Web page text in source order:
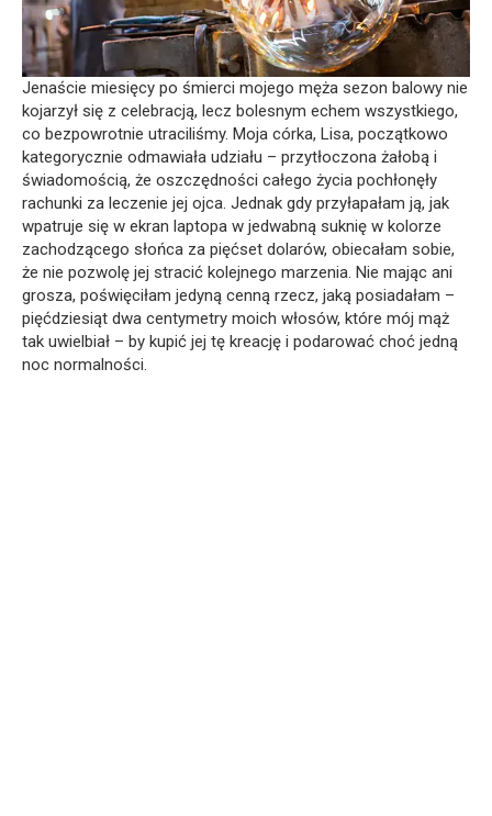
Jenaście miesięcy po śmierci mojego męża sezon balowy nie
kojarzył się z celebracją, lecz bolesnym echem wszystkiego,
co bezpowrotnie utraciliśmy. Moja córka, Lisa, początkowo
kategorycznie odmawiała udziału – przytłoczona żałobą i
świadomością, że oszczędności całego życia pochłonęły
rachunki za leczenie jej ojca. Jednak gdy przyłapałam ją, jak
wpatruje się w ekran laptopa w jedwabną suknię w kolorze
zachodzącego słońca za pięćset dolarów, obiecałam sobie,
że nie pozwolę jej stracić kolejnego marzenia. Nie mając ani
grosza, poświęciłam jedyną cenną rzecz, jaką posiadałam –
pięćdziesiąt dwa centymetry moich włosów, które mój mąż
tak uwielbiał – by kupić jej tę kreację i podarować choć jedną
noc normalności.